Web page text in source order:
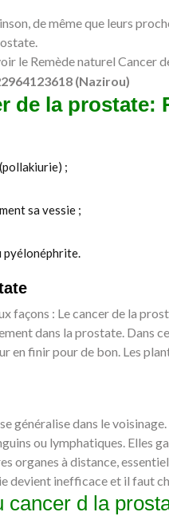
de même que leurs
le Remède naturel Cancer
(Nazirou)
de la prostate:
;
sa vessie ;
façons : Le cancer de la
dans la prostate. Dans
en finir pour de bon. Les
généralise dans le
ou lymphatiques. Elles
organes à distance,
devient inefficace et il faut
cancer d la